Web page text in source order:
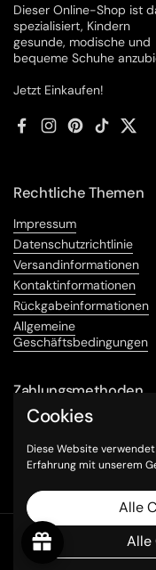
Dieser Online-Shop ist
spezialisiert, Kindern
gesunde, modische und
bequeme Schuhe
Jetzt Einkaufen!
FacebookInstagram
Pinterest
TikTok
Rechtliche Themen
Impressum
Datenschutzrichtlinie
Versandinformationen
Kontaktinformationen
Rückgabeinformationen
Allgemeine
Geschäftsbedingungen
Zahlungsmethoden
Urheberrecht © 2026
Sprache
Deutsch Land/EUR €
Cookies
Diese Website
Erfahrung mit unserem
Alle
Alle